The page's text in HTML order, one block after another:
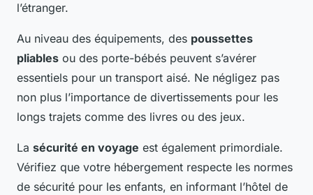
l’étranger.
Au niveau des équipements, des poussettes
pliables ou des porte-bébés peuvent s’avérer
essentiels pour un transport aisé. Ne négligez pas
non plus l’importance de divertissements pour les
longs trajets comme des livres ou des jeux.
La sécurité en voyage est également primordiale.
Vérifiez que votre hébergement respecte les normes
de sécurité pour les enfants, en informant l’hôtel de